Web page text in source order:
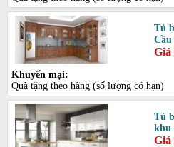
Tủ
Giá
Khuyến mại:
Quà tặng theo hãng (số lượng có hạn)
Tủ
khu
Giá